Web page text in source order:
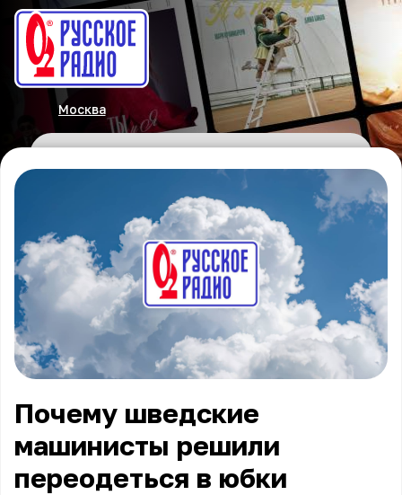
Москва
Почему шведские
машинисты решили
переодеться в юбки